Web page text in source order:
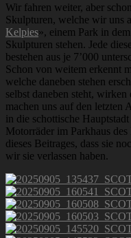
Wir fahren weiter, aber
Skulpturen, welche wir uns
Kelpies», einem Park in
Skulpturen stehen. Jede
bestehen aus je 7’000
Schon von weitem erkennt
welche daneben stehen
selbst daneben steht,
machen uns auf den letzten
in die schottische
Motorräder im Parkhaus
dieses Beitrages, dass sie
wir sie verlassen haben.